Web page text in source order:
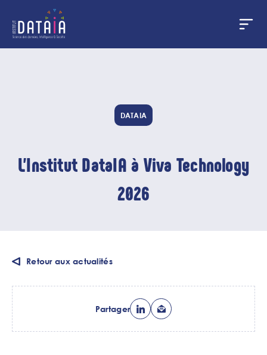
DATAIA
L'Institut DataIA à Viva Technology
2026
Retour aux actualités
Partager
Panneau de gestion des cookies